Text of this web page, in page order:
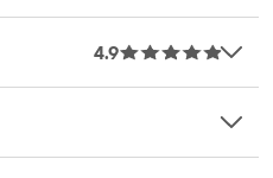
y reducir el encogimiento.
4.9